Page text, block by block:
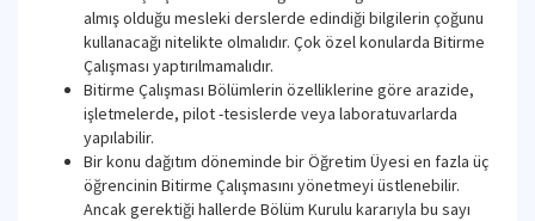
almış olduğu mesleki derslerde edindiği bilgilerin çoğunu
kullanacağı nitelikte olmalıdır. Çok özel konularda Bitirme
Çalışması yaptırılmamalıdır.
Bitirme Çalışması Bölümlerin özelliklerine göre arazide,
işletmelerde, pilot -tesislerde veya laboratuvarlarda
yapılabilir.
Bir konu dağıtım döneminde bir Öğretim Üyesi en fazla üç
öğrencinin Bitirme Çalışmasını yönetmeyi üstlenebilir.
Ancak gerektiği hallerde Bölüm Kurulu kararıyla bu sayı